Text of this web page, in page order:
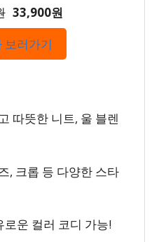
33,900원
보러가기
따뜻한 니트, 울 블렌
, 크롭 등 다양한 스타
운 컬러 코디 가능!